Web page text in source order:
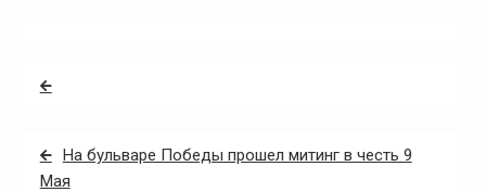
На бульваре Победы прошел митинг в честь 9
Мая